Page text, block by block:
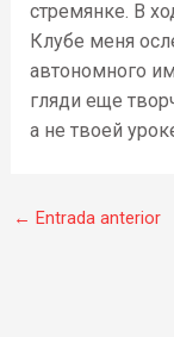
стремянке. В
Клубе меня
автономного
гляди еще
а не твоей
← Entrada anterior